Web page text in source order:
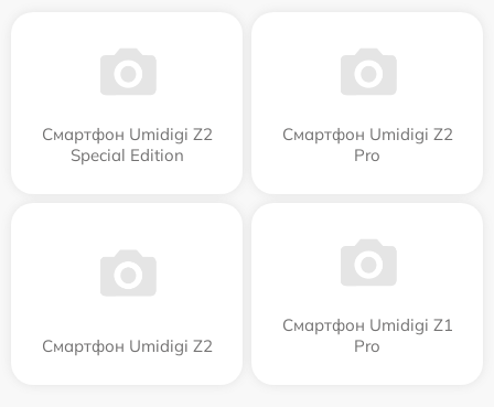
Смартфон Umidigi Z2
Special Edition
Смартфон Umidigi Z2
Pro
Смартфон Umidigi Z2
Смартфон Umidigi Z1
Pro